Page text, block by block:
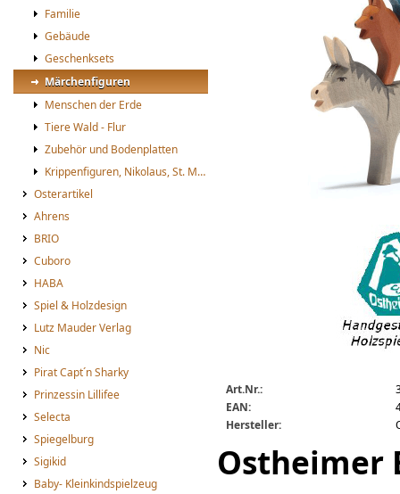
Familie
Gebäude
Geschenksets
Märchenfiguren
Menschen der Erde
Tiere Wald - Flur
Zubehör und Bodenplatten
Krippenfiguren, Nikolaus, St. Martin
Osterartikel
Ahrens
BRIO
Cuboro
HABA
Spiel & Holzdesign
Lutz Mauder Verlag
Nic
Pirat Capt´n Sharky
Prinzessin Lillifee
Selecta
Spiegelburg
Sigikid
Baby- Kleinkindspielzeug
Art.Nr.:
EAN:
Hersteller:
Ostheimer